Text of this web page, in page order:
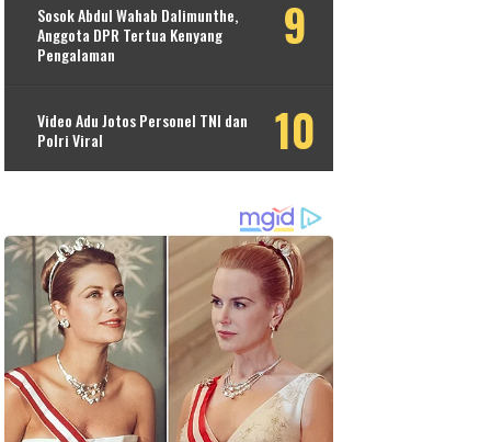
Sosok Abdul Wahab Dalimunthe,
Anggota DPR Tertua Kenyang
Pengalaman
Video Adu Jotos Personel TNI dan
Polri Viral